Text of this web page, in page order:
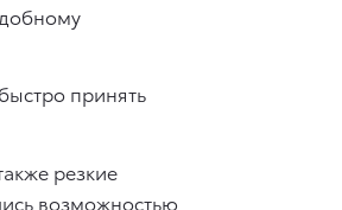
принять
резкие
возможностью